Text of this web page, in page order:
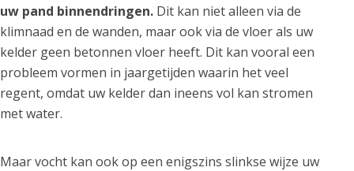
uw pand binnendringen. Dit kan niet alleen via de
klimnaad en de wanden, maar ook via de vloer als uw
kelder geen betonnen vloer heeft. Dit kan vooral een
probleem vormen in jaargetijden waarin het veel
regent, omdat uw kelder dan ineens vol kan stromen
met water.
Maar vocht kan ook op een enigszins slinkse wijze uw